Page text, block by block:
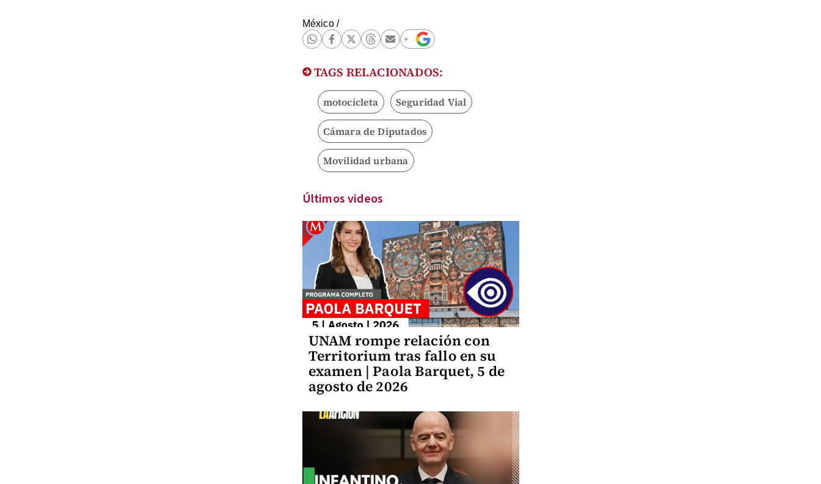
México/
TAGS RELACIONADOS:
motocicleta Seguridad Vial
Cámara de Diputados
Movilidad urbana
Últimos videos
UNAM rompe relación con
Territorium tras fallo en su
examen | Paola Barquet, 5 de
agosto de 2026